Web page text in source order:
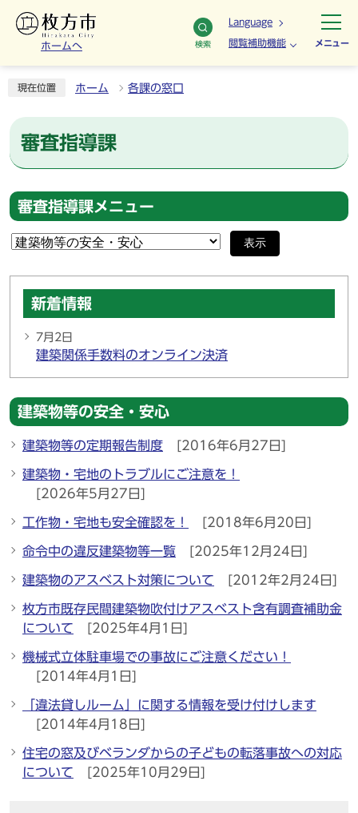
ホームへ 検索
Language
閲覧補助機能 メニュー
現在位置 ホーム 各課の窓口
審査指導課
審査指導課メニュー
表示
新着情報
7月2日
建築関係手数料のオンライン決済
建築物等の安全・安心
建築物等の定期報告制度 [2016年6月27日]
建築物・宅地のトラブルにご注意を！
[2026年5月27日]
工作物・宅地も安全確認を！ [2018年6月20日]
命令中の違反建築物等一覧 [2025年12月24日]
建築物のアスベスト対策について [2012年2月24日]
枚方市既存民間建築物吹付けアスベスト含有調査補助金
について
[2025年4月1日]
機械式立体駐車場での事故にご注意ください！
[2014年4月1日]
「違法貸しルーム」に関する情報を受け付けします
[2014年4月18日]
住宅の窓及びベランダからの子どもの転落事故への対応
について
[2025年10月29日]